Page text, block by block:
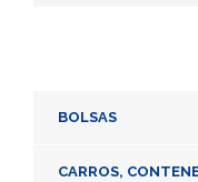
BOLSAS
CARROS,